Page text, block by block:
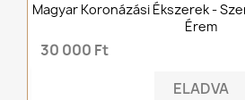
Magyar Koronázási Ékszerek -
Érem
30 000 Ft
ELADVA